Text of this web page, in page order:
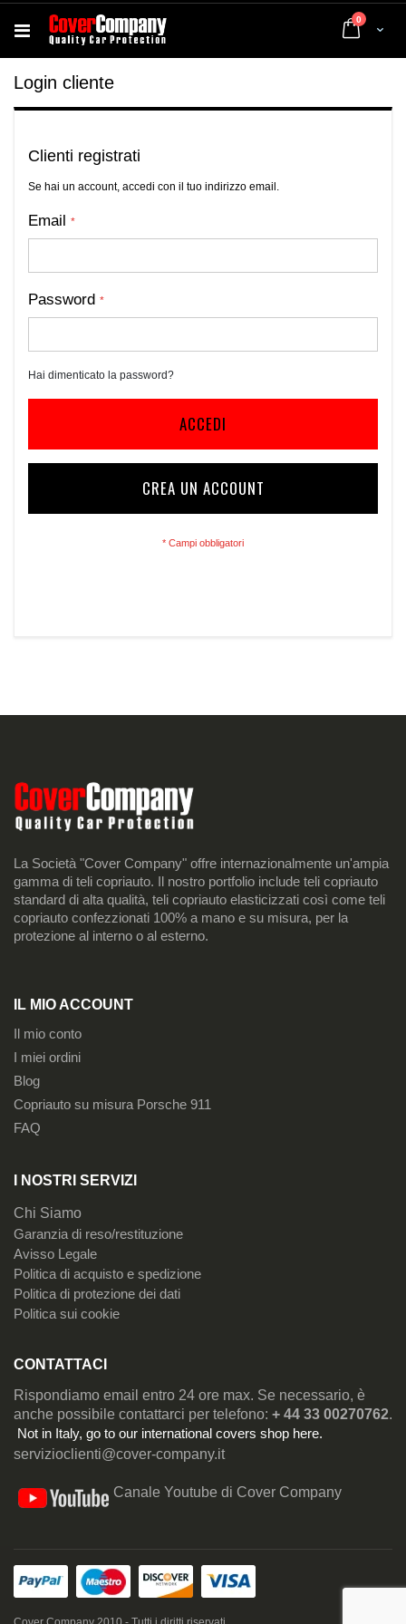
Cart
0 elementi
Login cliente
Clienti registrati
Se hai un account, accedi con il tuo indirizzo email.
Email
Password
Hai dimenticato la password?
ACCEDI
CREA UN ACCOUNT
La Società "Cover Company" offre internazionalmente un'ampia
gamma di teli copriauto. Il nostro portfolio include teli copriauto
standard di alta qualità, teli copriauto elasticizzati così come teli
copriauto confezzionati 100% a mano e su misura, per la
protezione al interno o al esterno.
IL MIO ACCOUNT
Il mio conto
I miei ordini
Blog
Copriauto su misura Porsche 911
FAQ
I NOSTRI SERVIZI
Chi Siamo
Garanzia di reso/restituzione
Avisso Legale
Politica di acquisto e spedizione
Politica di protezione dei dati
Politica sui cookie
CONTATTACI
Rispondiamo email entro 24 ore max. Se necessario, è
anche possibile contattarci per telefono: + 44 33 00270762.
Not in Italy, go to our international covers shop here.
servizioclienti@cover-company.it
Canale Youtube di Cover Company